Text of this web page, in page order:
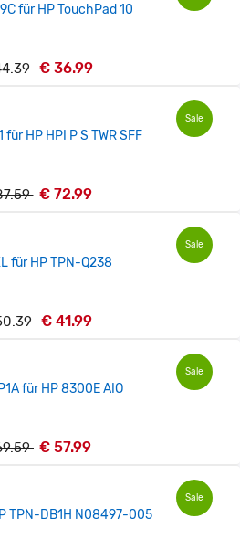
für HP TouchPad 10
€ 36.99
Sale
HP HPI P S TWR SFF
€ 72.99
Sale
für HP TPN-Q238
€ 41.99
Sale
für HP 8300E AIO
€ 57.99
Sale
TPN-DB1H N08497-005